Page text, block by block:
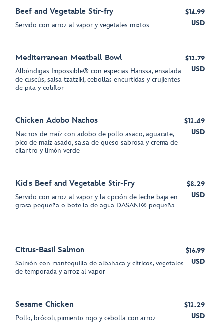
Beef and Vegetable Stir-fry
Servido con arroz al vapor y vegetales mixtos
$14.99
USD
Mediterranean Meatball Bowl
Albóndigas Impossible® con especias Harissa, ensalada
de cuscús, salsa tzatziki, cebollas encurtidas y crujientes
de pita y coliflor
$12.79
USD
Chicken Adobo Nachos
Nachos de maíz con adobo de pollo asado, aguacate,
pico de maíz asado, salsa de queso sabrosa y crema de
cilantro y limón verde
$12.49
USD
Kid's Beef and Vegetable Stir-Fry
Servido con arroz al vapor y la opción de leche baja en
grasa pequeña o botella de agua DASANI® pequeña
$8.29
USD
Citrus-Basil Salmon
Salmón con mantequilla de albahaca y cítricos, vegetales
de temporada y arroz al vapor
$16.99
USD
Sesame Chicken
Pollo, brócoli, pimiento rojo y cebolla con arroz
$12.29
USD